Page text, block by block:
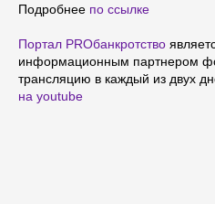
Подробнее по ссылке
Портал PROбанкротство
информационным партнером
трансляцию в каждый из двух
на youtube